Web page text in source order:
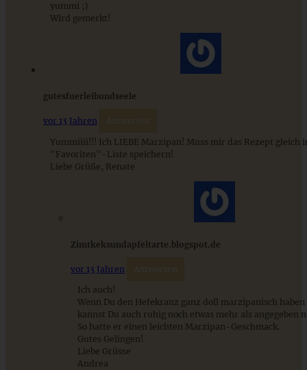
ZUM BEITRAG
Stracciatella-Quarkcreme mit Kirschgrütze - einfaches
Dessert im Glas
yummi ;)
Wird gemerkt!
gutesfuerleibundseele
vor 13 Jahren Antworten
Yummiiii!!! Ich LIEBE Marzipan! Muss mir das Rezept gleich
"Favoriten"-Liste speichern!
Liebe Grüße, Renate
Zimtkeksundapfeltarte.blogspot.de
vor 13 Jahren Antworten
Ich auch!
Wenn Du den Hefekranz ganz doll marzipanisch
kannst Du auch ruhig noch etwas mehr als angegeben
So hatte er einen leichten Marzipan-Geschmack.
Gutes Gelingen!
Liebe Grüsse
Andrea